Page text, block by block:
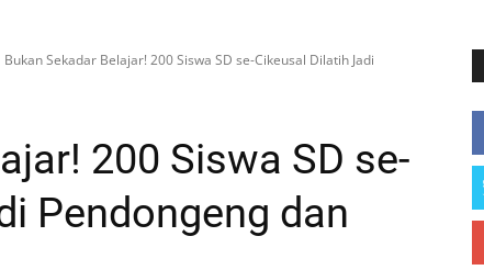
Bukan Sekadar Belajar! 200 Siswa SD se-Cikeusal Dilatih Jadi
200 Siswa SD se-
Pendongeng dan